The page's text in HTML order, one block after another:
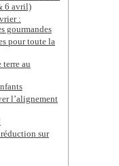
6 avril)
:
gourmandes
pour toute la
terre au
l’alignement
sur